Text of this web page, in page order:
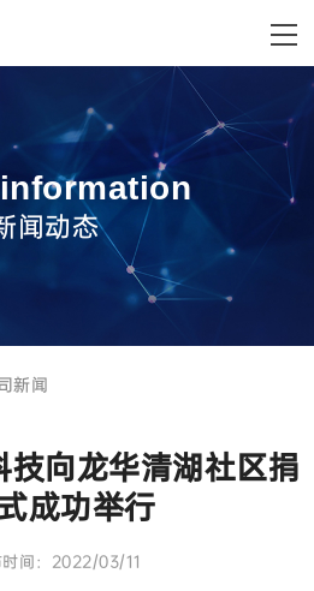
闻动态
新闻
技向龙华清湖社区捐
成功举行
时间：2022/03/11